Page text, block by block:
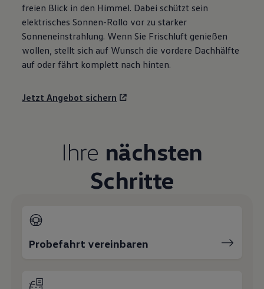
freien Blick in den Himmel. Dabei schützt sein
elektrisches Sonnen-Rollo vor zu starker
Sonneneinstrahlung. Wenn Sie Frischluft genießen
wollen, stellt sich auf Wunsch die vordere Dachhälfte
auf oder fährt komplett nach hinten.
Jetzt Angebot sichern
Ihre nächsten
Schritte
Probefahrt vereinbaren